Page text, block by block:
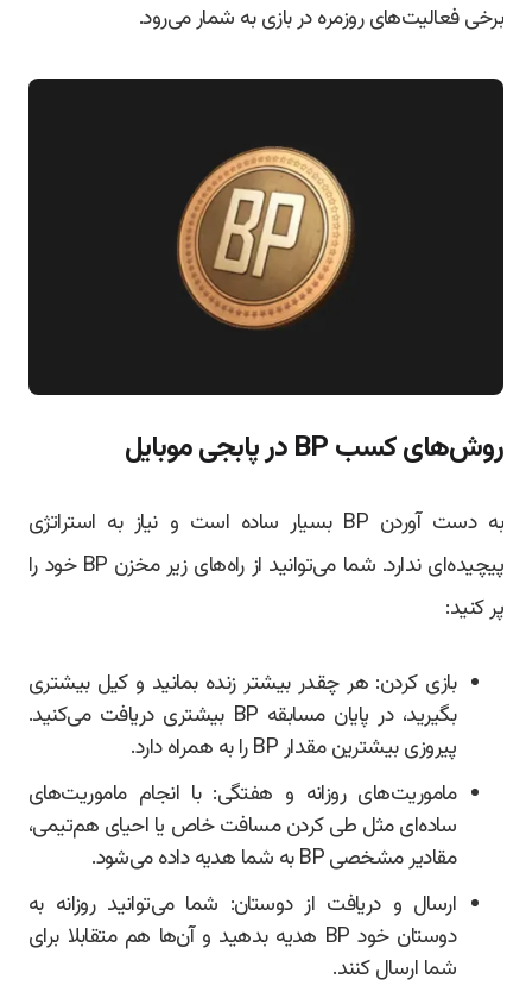
برخی فعالیت‌های روزمره در بازی به شمار می‌رود.
روش‌های کسب BP در پابجی موبایل
به دست آوردن BP بسیار ساده است و نیاز به استراتژی
پیچیده‌ای ندارد. شما می‌توانید از راه‌های زیر مخزن BP خود را
پر کنید:
بازی کردن: هر چقدر بیشتر زنده بمانید و کیل بیشتری
بگیرید، در پایان مسابقه BP بیشتری دریافت می‌کنید.
پیروزی بیشترین مقدار BP را به همراه دارد.
ماموریت‌های روزانه و هفتگی: با انجام ماموریت‌های
ساده‌ای مثل طی کردن مسافت خاص یا احیای هم‌تیمی،
مقادیر مشخصی BP به شما هدیه داده می‌شود.
ارسال و دریافت از دوستان: شما می‌توانید روزانه به
دوستان خود BP هدیه بدهید و آن‌ها هم متقابلا برای
شما ارسال کنند.